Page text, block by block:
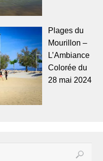
Plages du
Mourillon –
L’Ambiance
Colorée du
28 mai 2024